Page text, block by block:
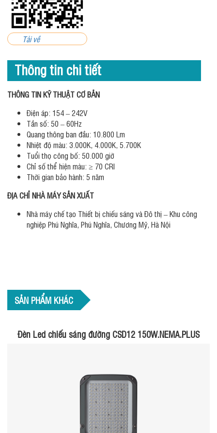
Tải về
Thông tin chi tiết
THÔNG TIN KỸ THUẬT CƠ BẢN
Điện áp: 154 – 242V
Tần số: 50 – 60Hz
Quang thông ban đầu: 10.800 Lm
Nhiệt độ màu: 3.000K, 4.000K, 5.700K
Tuổi thọ công bố: 50.000 giờ
Chỉ số thể hiện màu: ≥ 70 CRI
Thời gian bảo hành: 5 năm
ĐỊA CHỈ NHÀ MÁY SẢN XUẤT
Nhà máy chế tạo Thiết bị chiếu sáng và Đô thị – Khu công
nghiệp Phú Nghĩa, Phú Nghĩa, Chương Mỹ, Hà Nội
SẢN PHẨM KHÁC
Đèn Led chiếu sáng đường CSD12 150W.NEMA.PLUS